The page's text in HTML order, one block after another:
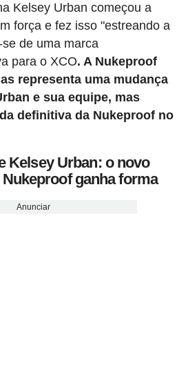
Kelsey Urban começou a
força e fez isso "estreando a
de uma marca
para o XCO. A Nukeproof
representa uma mudança
e sua equipe, mas
definitiva da Nukeproof no
Kelsey Urban: o novo
ganha forma
Anunciar